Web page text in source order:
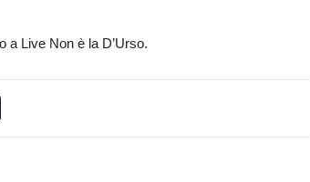
a Live Non è la D’Urso.